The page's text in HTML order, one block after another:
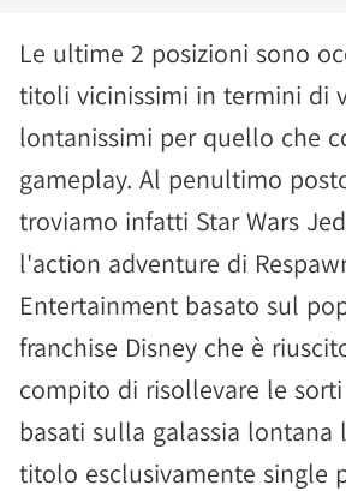
Le ultime 2 posizioni sono
titoli vicinissimi in termini di
lontanissimi per quello che
gameplay. Al penultimo
troviamo infatti Star Wars
l'action adventure di
Entertainment basato sul
franchise Disney che è
compito di risollevare le
basati sulla galassia lontana
titolo esclusivamente single